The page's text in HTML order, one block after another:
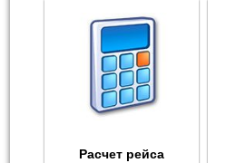
Расчет рейса